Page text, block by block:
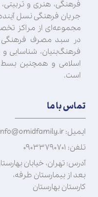
فرهنگی، هنری و
جریان فرهنگی نسل
مجموعه‌ای از مراکز
در سبد مصرف فرهنگی
فرهنگ‌بنیان، شناسایی
اسلامی و همچنین بسط
است.
تماس با ما
ایمیل: info@omidfamily.ir
تلفن: ۰۹۰۳۳۷۹۰۷۰۱
آدرس: تهران، خیابان
بعد از بیمارستان طرفه،
کارستان بهارستان